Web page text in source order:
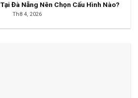
Đà Nẵng Nên Chọn Cấu Hình Nào?
Th8 4, 2026